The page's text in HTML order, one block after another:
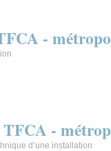
-
-
d’une installation